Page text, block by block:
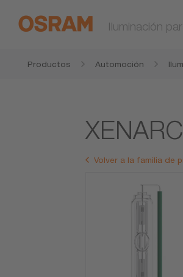
Iluminación
Productos Automoción
Volver a la familia de